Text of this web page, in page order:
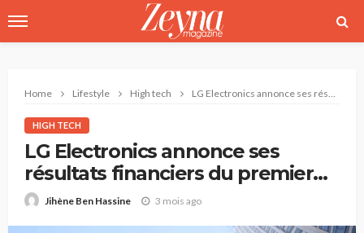
Home Lifestyle High tech LG Electronics annonce ses résultats financiers du premier trimestre 2026.
HIGH TECH
LG Electronics annonce ses
résultats financiers du premier
trimestre 2026.
Jihène Ben Hassine 3 mois ago